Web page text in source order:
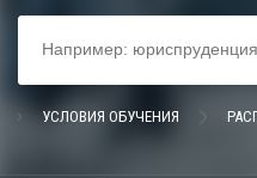
УСЛОВИЯ ОБУЧЕНИЯ